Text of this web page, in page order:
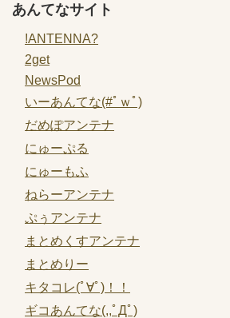
あんてなサイト
!ANTENNA?
2get
NewsPod
いーあんてな(#ﾟｗﾟ)
だめぽアンテナ
にゅーぷる
にゅーもふ
ねらーアンテナ
ぷぅアンテナ
まとめくすアンテナ
まとめりー
キタコレ(ﾟ∀ﾟ)！！
ギコあんてな(,,ﾟДﾟ)